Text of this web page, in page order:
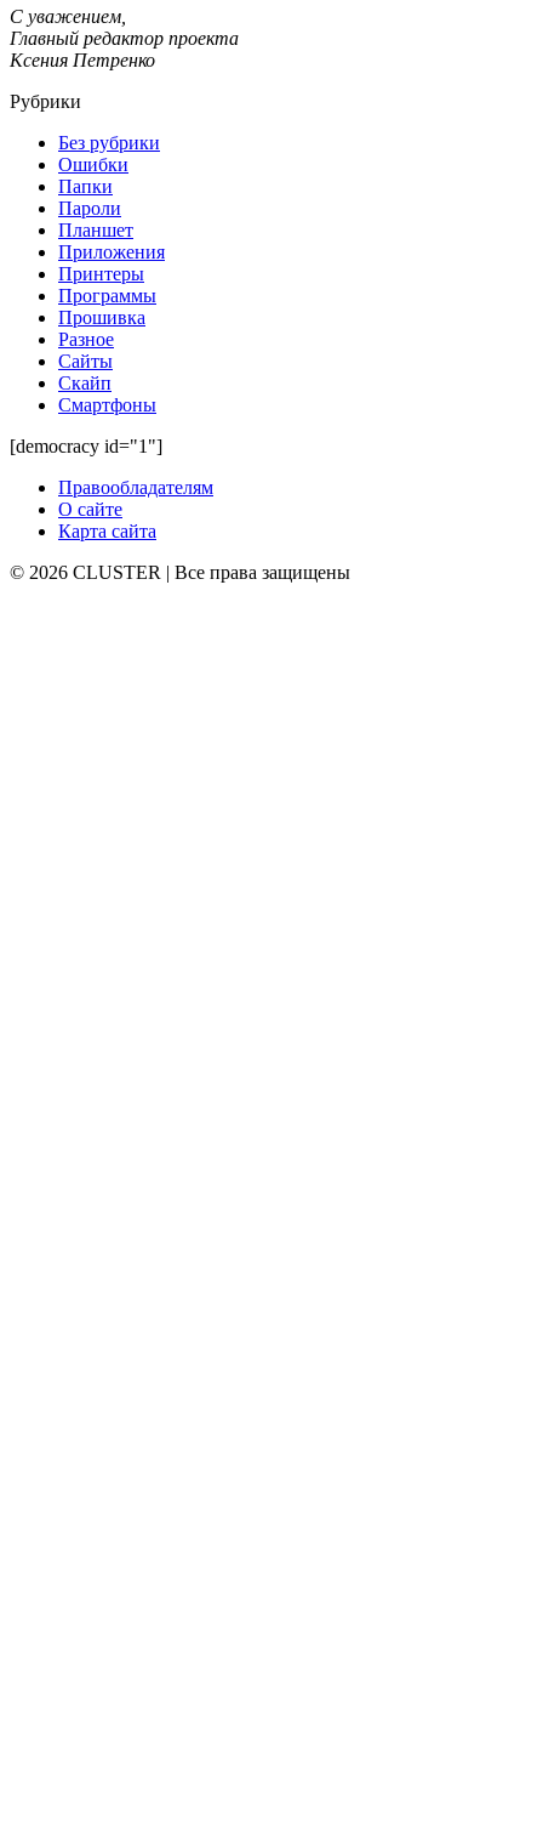
С уважением,
Главный редактор проекта
Ксения Петренко
Рубрики
Без рубрики
Ошибки
Папки
Пароли
Планшет
Приложения
Принтеры
Программы
Прошивка
Разное
Сайты
Скайп
Смартфоны
[democracy id="1"]
Правообладателям
О сайте
Карта сайта
© 2026 CLUSTER | Все права защищены